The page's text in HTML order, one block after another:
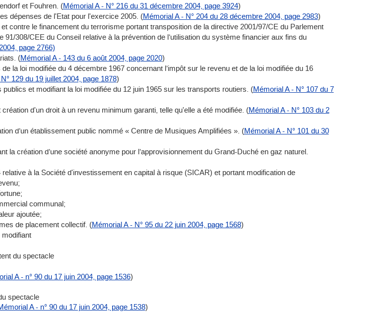
et Fouhren. (Mémorial A - N° 216 du 31 décembre 2004, page 3924)
dépenses de l'Etat pour l'exercice 2005. (Mémorial A - N° 204 du 28 décembre 2004, page 2983)
contre le financement du terrorisme portant transposition de la directive 2001/97/CE du Parlement
308/CEE du Conseil relative à la prévention de l’utilisation du système financier aux fins du
page 2766)
(Mémorial A - 143 du 6 août 2004, page 2020)
la loi modifiée du 4 décembre 1967 concernant l’impôt sur le revenu et de la loi modifiée du 16
129 du 19 juillet 2004, page 1878)
et modifiant la loi modifiée du 12 juin 1965 sur les transports routiers. (Mémorial A - N° 107 du 7
d'un droit à un revenu minimum garanti, telle qu'elle a été modifiée. (Mémorial A - N° 103 du 2
d’un établissement public nommé « Centre de Musiques Amplifiées ». (Mémorial A - N° 101 du 30
la création d’une société anonyme pour l’approvisionnement du Grand-Duché en gaz naturel.
à la Société d'investissement en capital à risque (SICAR) et portant modification de
communal;
ajoutée;
de placement collectif. (Mémorial A - N° 95 du 22 juin 2004, page 1568)
du spectacle
A - n° 90 du 17 juin 2004, page 1536)
spectacle
A - n° 90 du 17 juin 2004, page 1538)